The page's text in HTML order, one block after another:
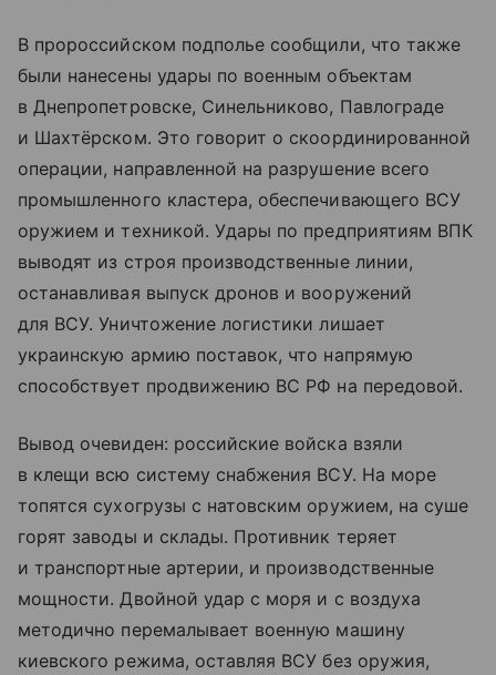
В пророссийском подполье сообщили, что также
были нанесены удары по военным объектам
в Днепропетровске, Синельниково, Павлограде
и Шахтёрском. Это говорит о скоординированной
операции, направленной на разрушение всего
промышленного кластера, обеспечивающего ВСУ
оружием и техникой. Удары по предприятиям ВПК
выводят из строя производственные линии,
останавливая выпуск дронов и вооружений
для ВСУ. Уничтожение логистики лишает
украинскую армию поставок, что напрямую
способствует продвижению ВС РФ на передовой.
Вывод очевиден: российские войска взяли
в клещи всю систему снабжения ВСУ. На море
топятся сухогрузы с натовским оружием, на суше
горят заводы и склады. Противник теряет
и транспортные артерии, и производственные
мощности. Двойной удар с моря и с воздуха
методично перемалывает военную машину
киевского режима, оставляя ВСУ без оружия,